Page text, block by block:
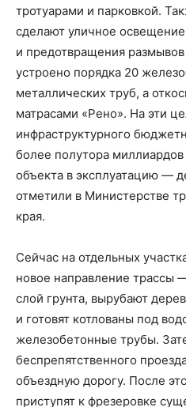
тротуарами и парковкой.
сделают уличное
и предотвращения
устроено порядка 20
металлических труб, а
матрасами «Рено». На эти
инфраструктурного
более полутора
объекта в эксплуатацию —
отметили в Министерстве
края.
Сейчас на отдельных
новое направление трассы
слой грунта, вырубают
и готовят котлованы под
железобетонные трубы.
беспрепятственного
объездную дорогу. После
приступят к фрезеровке